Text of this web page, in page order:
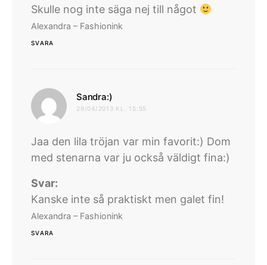
Skulle nog inte säga nej till något
Alexandra – Fashionink
SVARA
Sandra:)
29/04/2013 KL. 15:55
Jaa den lila tröjan var min favorit:) Dom
med stenarna var ju också väldigt fina:)
Svar:
Kanske inte så praktiskt men galet fin!
Alexandra – Fashionink
SVARA